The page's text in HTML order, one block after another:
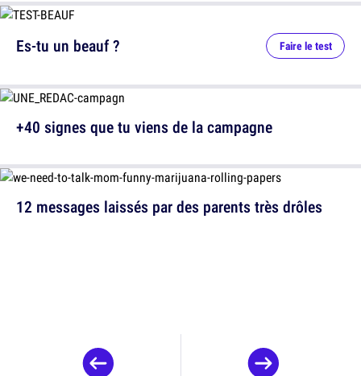
12 messages laissés par des parents très drôles
Es-tu un beauf ? Faire le test
+40 signes que tu viens de la campagne